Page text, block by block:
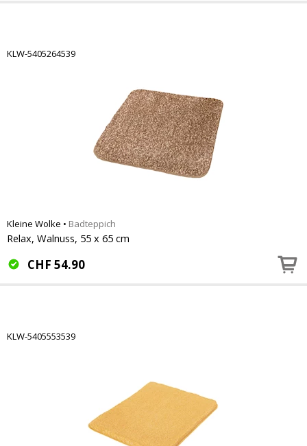
KLW-5405264539
Kleine Wolke • Badteppich
Relax, Walnuss, 55 x 65 cm
CHF 54.90
KLW-5405553539